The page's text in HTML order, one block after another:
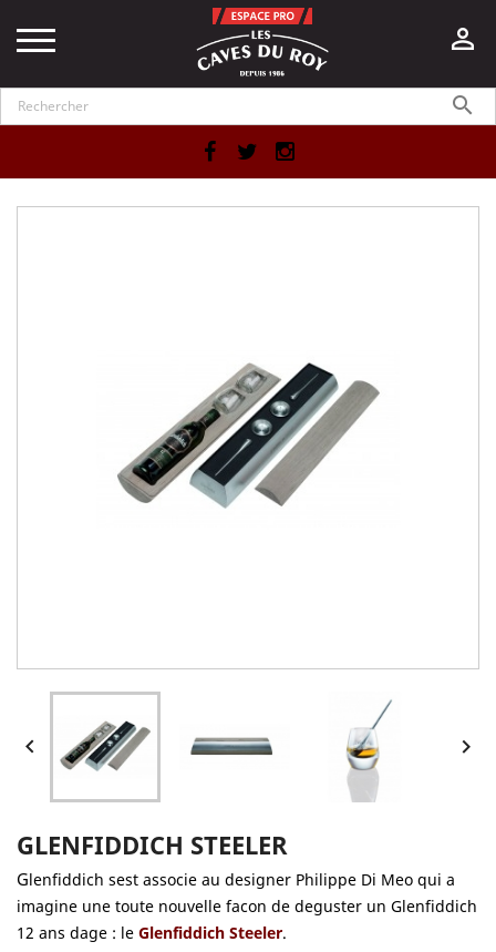


Facebook
 
GLENFIDDICH STEELER
Glenfiddich sest associe au designer Philippe Di Meo qui a
imagine une toute nouvelle facon de deguster un Glenfiddich
12 ans dage : le Glenfiddich Steeler.